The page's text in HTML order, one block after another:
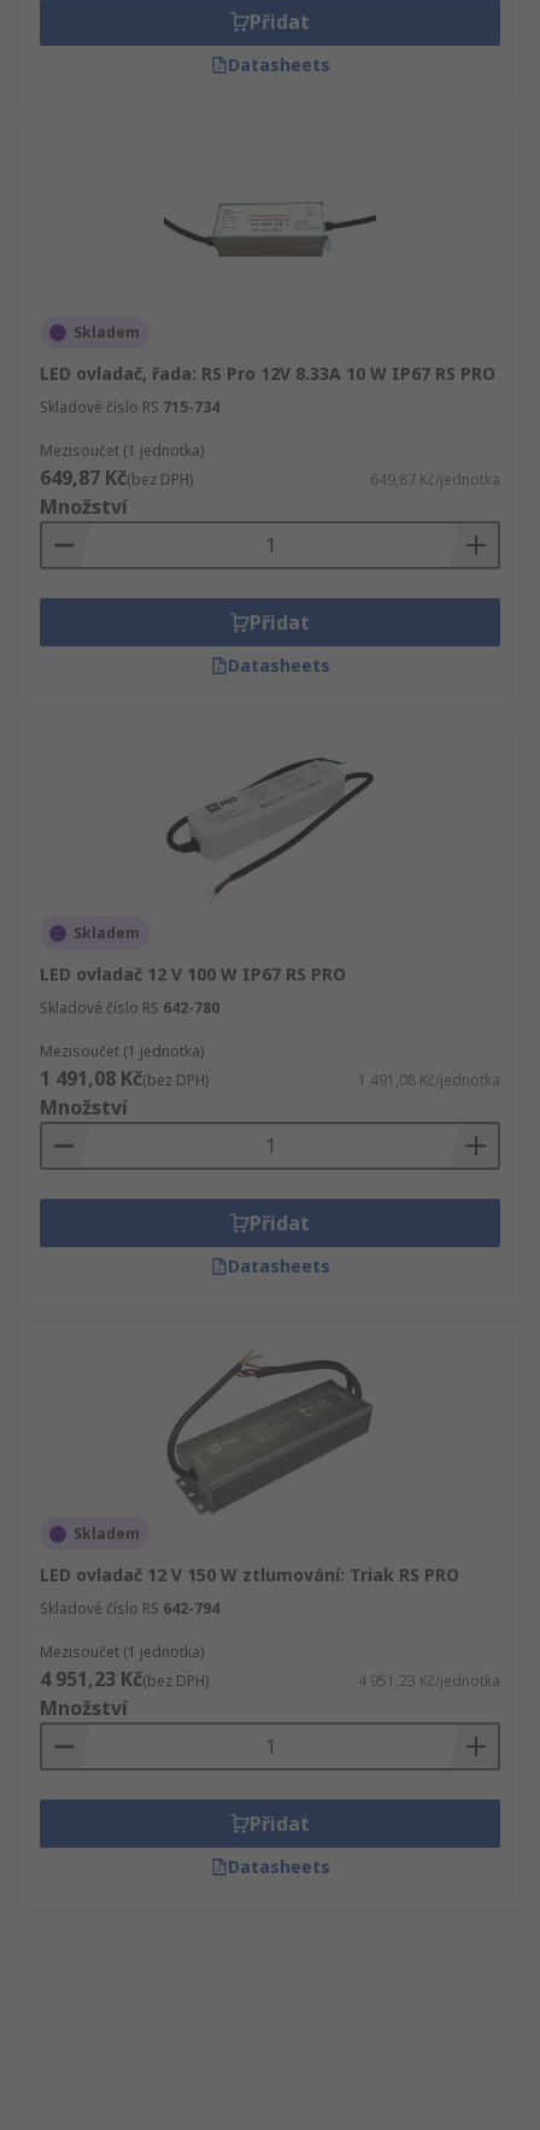
Přidat
Datasheets
Skladem
LED ovladač, řada: RS Pro 12V 8.33A 10 W IP67 RS PRO
Skladové číslo RS 715-734
Mezisoučet (1 jednotka)
649,87 Kč(bez DPH) 649,87 Kč/jednotka
Množství
Přidat
Datasheets
Skladem
LED ovladač 12 V 100 W IP67 RS PRO
Skladové číslo RS 642-780
Mezisoučet (1 jednotka)
1 491,08 Kč(bez DPH) 1 491,08 Kč/jednotka
Množství
Přidat
Datasheets
Skladem
LED ovladač 12 V 150 W ztlumování: Triak RS PRO
Skladové číslo RS 642-794
Mezisoučet (1 jednotka)
4 951,23 Kč(bez DPH) 4 951,23 Kč/jednotka
Množství
Přidat
Datasheets